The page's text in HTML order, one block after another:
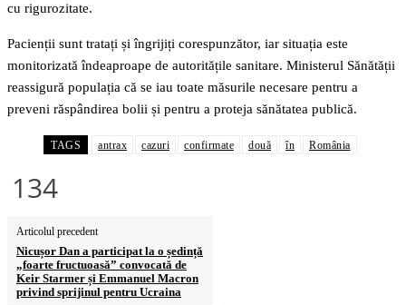
cu rigurozitate.
Pacienții sunt tratați și îngrijiți corespunzător, iar situația este
monitorizată îndeaproape de autoritățile sanitare. Ministerul Sănătății
reassigură populația că se iau toate măsurile necesare pentru a
preveni răspândirea bolii și pentru a proteja sănătatea publică.
TAGS antrax cazuri confirmate două în România
134
Articolul precedent
Nicușor Dan a participat la o ședință
„foarte fructuoasă” convocată de
Keir Starmer și Emmanuel Macron
privind sprijinul pentru Ucraina